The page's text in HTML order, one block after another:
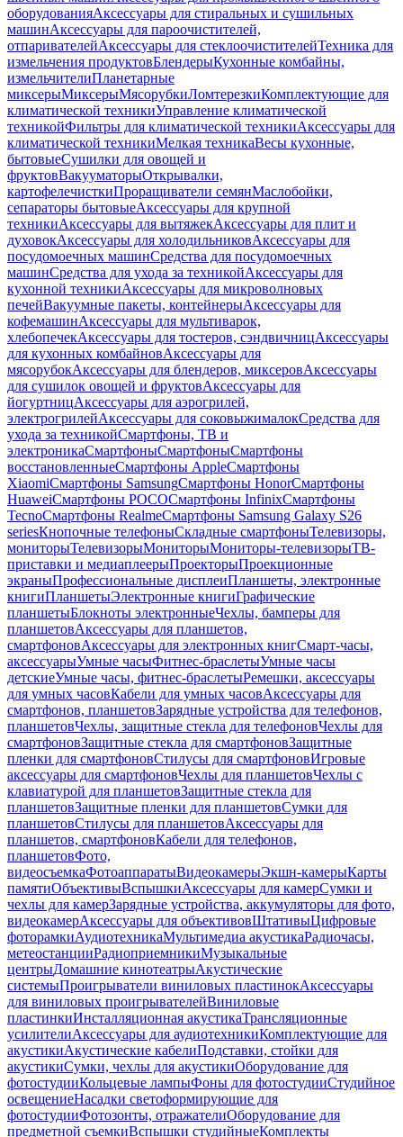
оборудованияАксессуары для стиральных и сушильных
машинАксессуары для пароочистителей,
отпаривателейАксессуары для стеклоочистителейТехника для
измельчения продуктовБлендерыКухонные комбайны,
измельчителиПланетарные
миксерыМиксерыМясорубкиЛомтерезкиКомплектующие для
климатической техникиУправление климатической
техникойФильтры для климатической техникиАксессуары для
климатической техникиМелкая техникаВесы кухонные,
бытовыеСушилки для овощей и
фруктовВакууматорыОткрывалки,
картофелечисткиПроращиватели семянМаслобойки,
сепараторы бытовыеАксессуары для крупной
техникиАксессуары для вытяжекАксессуары для плит и
духовокАксессуары для холодильниковАксессуары для
посудомоечных машинСредства для посудомоечных
машинСредства для ухода за техникойАксессуары для
кухонной техникиАксессуары для микроволновых
печейВакуумные пакеты, контейнерыАксессуары для
кофемашинАксессуары для мультиварок,
хлебопечекАксессуары для тостеров, сэндвичницАксессуары
для кухонных комбайновАксессуары для
мясорубокАксессуары для блендеров, миксеровАксессуары
для сушилок овощей и фруктовАксессуары для
йогуртницАксессуары для аэрогрилей,
электрогрилейАксессуары для соковыжималокСредства для
ухода за техникойСмартфоны, ТВ и
электроникаСмартфоныСмартфоныСмартфоны
восстановленныеСмартфоны AppleСмартфоны
XiaomiСмартфоны SamsungСмартфоны HonorСмартфоны
HuaweiСмартфоны POCOСмартфоны InfinixСмартфоны
TecnoСмартфоны RealmeСмартфоны Samsung Galaxy S26
seriesКнопочные телефоныСкладные смартфоныТелевизоры,
мониторыТелевизорыМониторыМониторы-телевизорыТВ-
приставки и медиаплеерыПроекторыПроекционные
экраныПрофессиональные дисплеиПланшеты, электронные
книгиПланшетыЭлектронные книгиГрафические
планшетыБлокноты электронныеЧехлы, бамперы для
планшетовАксессуары для планшетов,
смартфоновАксессуары для электронных книгСмарт-часы,
аксессуарыУмные часыФитнес-браслетыУмные часы
детскиеУмные часы, фитнес-браслетыРемешки, аксессуары
для умных часовКабели для умных часовАксессуары для
смартфонов, планшетовЗарядные устройства для телефонов,
планшетовЧехлы, защитные стекла для телефоновЧехлы для
смартфоновЗащитные стекла для смартфоновЗащитные
пленки для смартфоновСтилусы для смартфоновИгровые
аксессуары для смартфоновЧехлы для планшетовЧехлы с
клавиатурой для планшетовЗащитные стекла для
планшетовЗащитные пленки для планшетовСумки для
планшетовСтилусы для планшетовАксессуары для
планшетов, смартфоновКабели для телефонов,
планшетовФото,
видеосъемкаФотоаппаратыВидеокамерыЭкшн-камерыКарты
памятиОбъективыВспышкиАксессуары для камерСумки и
чехлы для камерЗарядные устройства, аккумуляторы для фото,
видеокамерАксессуары для объективовШтативыЦифровые
фоторамкиАудиотехникаМультимедиа акустикаРадиочасы,
метеостанцииРадиоприемникиМузыкальные
центрыДомашние кинотеатрыАкустические
системыПроигрыватели виниловых пластинокАксессуары
для виниловых проигрывателейВиниловые
пластинкиИнсталляционная акустикаТрансляционные
усилителиАксессуары для аудиотехникиКомплектующие для
акустикиАкустические кабелиПодставки, стойки для
акустикиСумки, чехлы для акустикиОборудование для
фотостудииКольцевые лампыФоны для фотостудииСтудийное
освещениеНасадки светоформирующие для
фотостудииФотозонты, отражателиОборудование для
предметной съемкиВспышки студийныеКомплекты